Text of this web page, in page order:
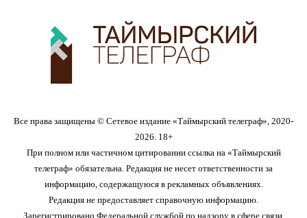
Все права защищены © Сетевое издание «Таймырский телеграф», 2020-
2026. 18+
При полном или частичном цитировании ссылка на «Таймырский
телеграф» обязательна. Редакция не несет ответственности за
информацию, содержащуюся в рекламных объявлениях.
Редакция не предоставляет справочную информацию.
Зарегистрировано Федеральной службой по надзору в сфере связи,